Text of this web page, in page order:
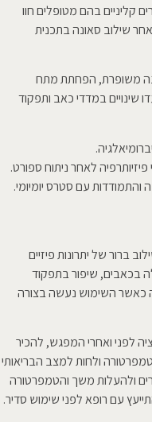
קליניים בהם מטופלים חוו
שילוב סאונה בתכנית
משופרת, הפחתת מתח
שינויים במדדי כאב ותפקוד
לאחר ניתוח ספורט.
והתמודדות עם סטרס יומיומי.
ברור של יתרונות פיזיים
בכאבים, שיפור בתפקוד
כאשר השימוש נעשה בצורה
לפני ואחרי המפגש, להכיר
ולחות למצב הבריאותי
ולהעלות משך והטמפרטורה
עם רופא לפני שימוש סדיר.